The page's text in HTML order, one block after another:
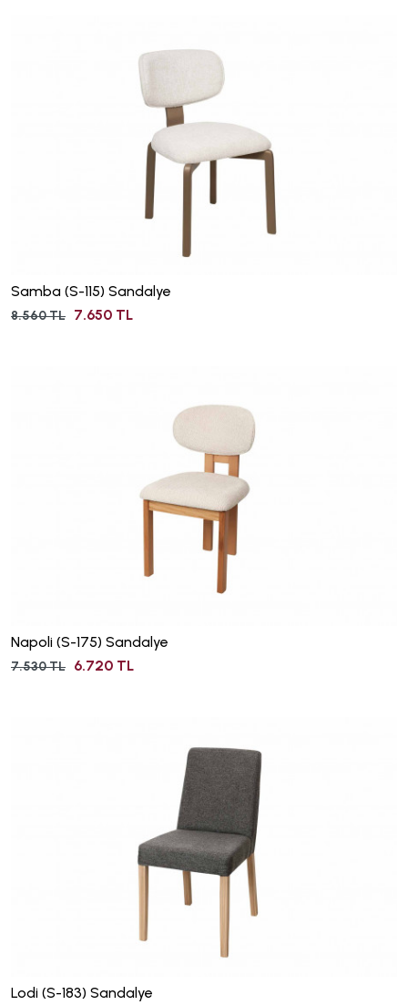
Samba (S-115) Sandalye
8.560 TL 7.650 TL
Napoli (S-175) Sandalye
7.530 TL 6.720 TL
Lodi (S-183) Sandalye